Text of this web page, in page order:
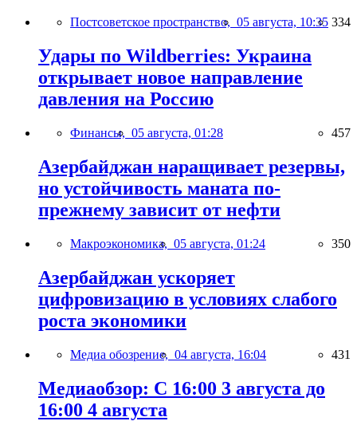
Постсоветское пространство, 05 августа, 10:35 334
Удары по Wildberries: Украина
открывает новое направление
давления на Россию
Финансы, 05 августа, 01:28 457
Азербайджан наращивает резервы,
но устойчивость маната по-
прежнему зависит от нефти
Макроэкономика, 05 августа, 01:24 350
Азербайджан ускоряет
цифровизацию в условиях слабого
роста экономики
Медиа обозрение, 04 августа, 16:04 431
Медиаобзор: С 16:00 3 августа до
16:00 4 августа